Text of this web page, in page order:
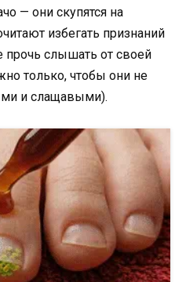
— они скупятся на
избегать признаний
слышать от своей
только, чтобы они не
и слащавыми).